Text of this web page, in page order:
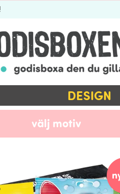
DESIGN
välj motiv